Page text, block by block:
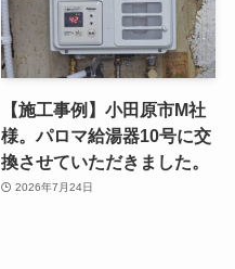
【施工事例】小田原市M社
様。パロマ給湯器10号に交
換させていただきました。
2026年7月24日